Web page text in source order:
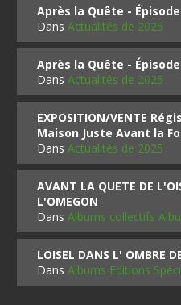
Après la Quête -
DansActualités de 2025
Après la Quête -
DansActualités de 2025
EXPOSITION/VENTE
Maison Juste Avant la
DansActualités de 2025
AVANT LA QUETE DE
L'OMEGON
DansAlbums collectifs
LOISEL DANS L' OMBRE
DansAlbums Editions